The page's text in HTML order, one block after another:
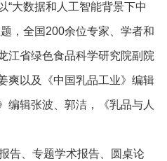
“大数据和人工智能背景下中
，全国200余位专家、学者和
江省绿色食品科学研究院副院
爽以及《中国乳品工业》编辑
编辑张波、郭洁，《乳品与人
告、专题学术报告、圆桌论